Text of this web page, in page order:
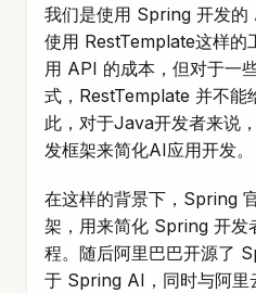
我们是使用 Spring 开发的
使用 RestTemplate这样的
用 API 的成本，但对于一
式，RestTemplate 并不能
此，对于Java开发者来说
发框架来简化AI应用开发。
在这样的背景下，Spring
架，用来简化 Spring 开发
程。随后阿里巴巴开源了
于 Spring AI，同时与阿里